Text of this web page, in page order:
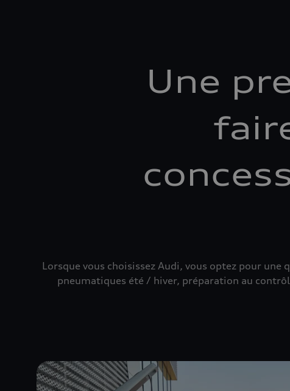
Une
Lorsque vous choisissez Audi, vous optez pour
pneumatiques été / hiver, préparation au